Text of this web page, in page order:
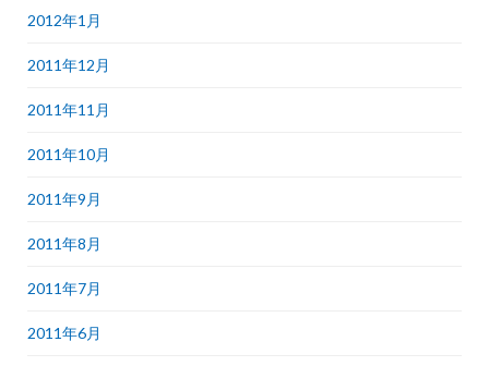
2012年1月
2011年12月
2011年11月
2011年10月
2011年9月
2011年8月
2011年7月
2011年6月